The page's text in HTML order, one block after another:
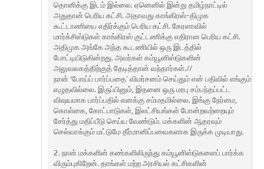
தொனிக்கு இடம் இல்லை. ஏனெனில் இன்று தமிழ்நாட்டில்
அதுதான் பெரிய கட்சி. அதாவது காங்கிரஸ்-திமுக
கூட்டாணியை எதிர்க்கும் பெரிய கட்சி. கேரளாவில்
மார்க்சிஸ்டுகள் காங்கிரஸ் குட்டணிக்கு எதிரான பெரிய கட்சி.
அதிமுக அங்கே அந்த கூடணியில் ஒரு இடத்தில்
போட்டியிடுகின்றது. அவர்கள் கம்யூனிஸ்டுகளின்
அலுவலகத்திற்குத் தேடித்தான் வந்தார்கள்.//
நான் ‘போய்ப் பார்ப்பதை’ விமர்சனம் செய்தும் என் பதிவில் எங்கும்
எழுதவில்லை. இருப்பினும், இதனை ஒரு மரபு சம்பந்தப்பட்ட
விஷயமாக பார்ப்பதில் எனக்கு சம்மதமில்லை. இங்கு நேர்மை,
கொள்கை, கோட்பாடுகள், இலட்சியங்கள் போன்றவற்றையும்
சேர்த்து மதிப்பீடு செய்ய வேண்டும். மக்களின் ஆதரவும்
செல்வாக்கும் மட்டுமே தீர்மானிப்பவைகளாக இருக்க முடியாது.
2. நான் மக்களின் கண்களிலிருந்து கம்யூனிஸ்டுகளைப் பார்க்க
விரும்புகிறேன். தாங்கள் மற்ற அரசியல் கட்சிகளின்